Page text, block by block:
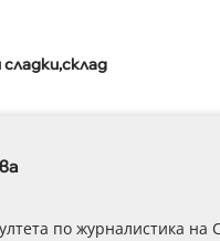
сладкисклад
по журналистика